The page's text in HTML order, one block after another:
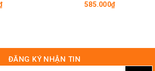
585.000₫
ĐĂNG KÝ NHẬN TIN